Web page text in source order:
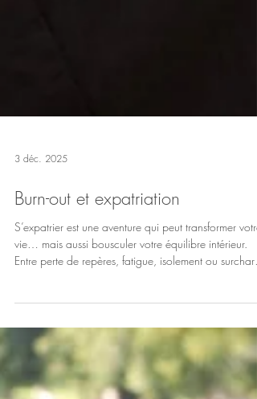
3 déc. 2025
Burn-out et expatriation
S’expatrier est une aventure qui peut transformer votre
que vous vivez et votre expatriation. Découvrez l'article
dans Lepetitjournal.com qui m’a interviewée sur ce
essentiel : comment l’expatriation peut fragiliser
l’identité et mener, parfois, au burn-out.